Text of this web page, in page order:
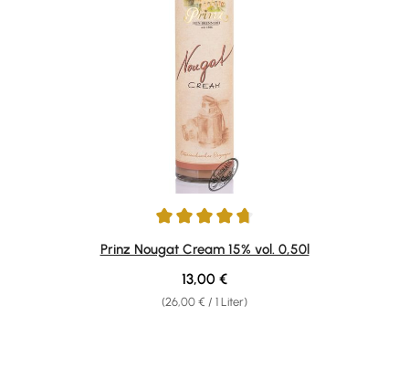
Durchschnittliche Bewertung von 4.75 von 5 Sternen
Prinz Nougat Cream 15% vol. 0,50l
(26,00 € / 1 Liter)
Regulärer Preis:
13,00 €